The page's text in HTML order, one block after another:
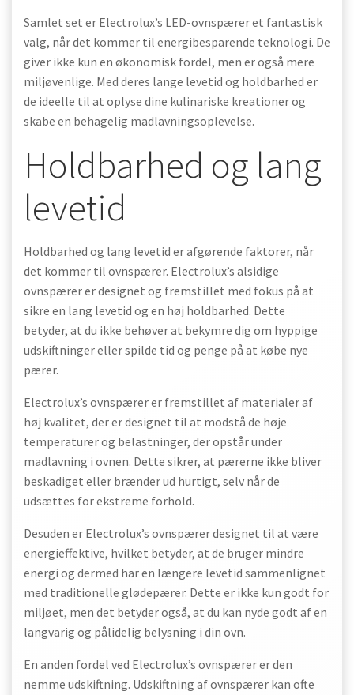
Samlet set er Electrolux’s LED-ovnspærer et fantastisk
valg, når det kommer til energibesparende teknologi. De
giver ikke kun en økonomisk fordel, men er også mere
miljøvenlige. Med deres lange levetid og holdbarhed er
de ideelle til at oplyse dine kulinariske kreationer og
skabe en behagelig madlavningsoplevelse.
Holdbarhed og lang
levetid
Holdbarhed og lang levetid er afgørende faktorer, når
det kommer til ovnspærer. Electrolux’s alsidige
ovnspærer er designet og fremstillet med fokus på at
sikre en lang levetid og en høj holdbarhed. Dette
betyder, at du ikke behøver at bekymre dig om hyppige
udskiftninger eller spilde tid og penge på at købe nye
pærer.
Electrolux’s ovnspærer er fremstillet af materialer af
høj kvalitet, der er designet til at modstå de høje
temperaturer og belastninger, der opstår under
madlavning i ovnen. Dette sikrer, at pærerne ikke bliver
beskadiget eller brænder ud hurtigt, selv når de
udsættes for ekstreme forhold.
Desuden er Electrolux’s ovnspærer designet til at være
energieffektive, hvilket betyder, at de bruger mindre
energi og dermed har en længere levetid sammenlignet
med traditionelle glødepærer. Dette er ikke kun godt for
miljøet, men det betyder også, at du kan nyde godt af en
langvarig og pålidelig belysning i din ovn.
En anden fordel ved Electrolux’s ovnspærer er den
nemme udskiftning. Udskiftning af ovnspærer kan ofte